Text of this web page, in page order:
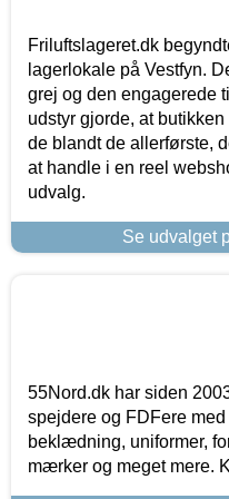
Friluftslageret.dk
lagerlokale på Vestfyn.
grej og den engagerede
udstyr gjorde, at
de blandt de allerførste,
at handle i en reel
udvalg.
Se udvalget
55Nord.dk har siden
spejdere og FDFere
beklædning, uniformer,
mærker og meget mere.